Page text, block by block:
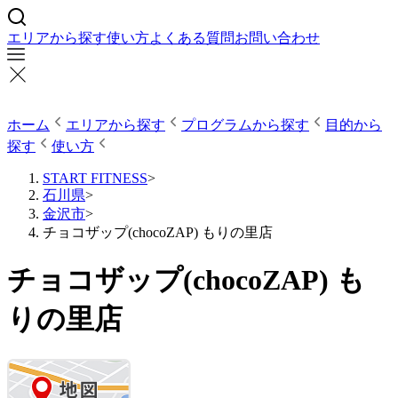
エリアから探す使い方よくある質問お問い合わせ
ホーム エリアから探す プログラムから探す
目的から
探す
使い方
START FITNESS>
石川県>
金沢市>
チョコザップ(chocoZAP) もりの里店
チョコザップ(chocoZAP) も
りの里店